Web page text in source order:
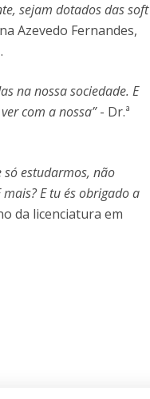
sejam dotados das soft
Azevedo Fernandes,
na nossa sociedade. E
com a nossa”- Dr.ª
só estudarmos, não
E tu és obrigado a
da licenciatura em